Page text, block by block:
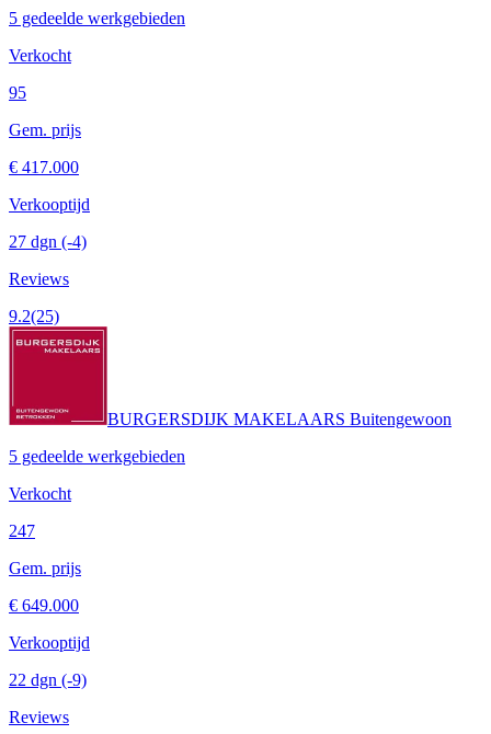
5 gedeelde werkgebieden
Verkocht
95
Gem. prijs
€ 417.000
Verkooptijd
27 dgn (-4)
Reviews
9.2(25)
BURGERSDIJK MAKELAARS Buitengewoon
5 gedeelde werkgebieden
Verkocht
247
Gem. prijs
€ 649.000
Verkooptijd
22 dgn (-9)
Reviews